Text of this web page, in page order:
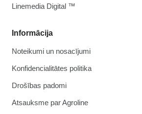
Informācija
Noteikumi un nosacījumi
Konfidencialitātes politika
Drošības padomi
Atsauksme par Agroline
Linemedia Digital ™